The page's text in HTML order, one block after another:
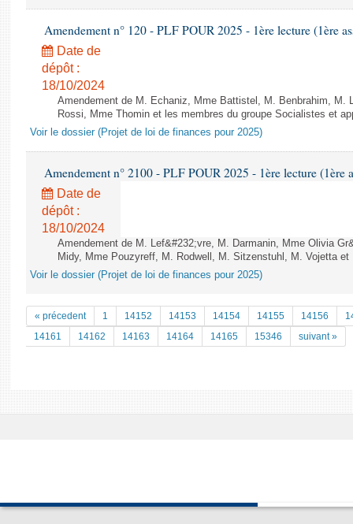
Amendement n° 120 - PLF POUR 2025 - 1ère lecture (1ère
Date de
dépôt :
18/10/2024
Amendement de M. Echaniz, Mme Battistel, M. Benbrahim, M.
Rossi, Mme Thomin et les membres du groupe Socialistes et
Voir le dossier (Projet de loi de finances pour 2025)
Amendement n° 2100 - PLF POUR 2025 - 1ère lecture (1ère
Date de
dépôt :
18/10/2024
Amendement de M. Lef&#232;vre, M. Darmanin, Mme Olivia
Midy, Mme Pouzyreff, M. Rodwell, M. Sitzenstuhl, M. Vojetta
Voir le dossier (Projet de loi de finances pour 2025)
« précedent 1 14152 14153 14154 14155 14156
14161
14162 14163 14164 14165 15346 suivant »